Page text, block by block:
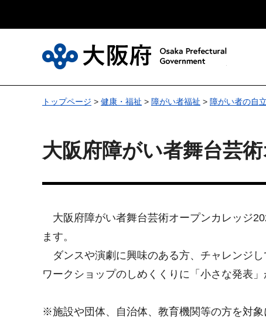
トップページ > 健康・福祉 > 障がい者福祉 > 障がい者の自
大阪府障がい者舞台芸
大阪府障がい者舞台芸術オープンカレッジ
ます。
ダンスや演劇に興味のある方、チャレンジし
ワークショップのしめくくりに「小さな発表」
※施設や団体、自治体、教育機関等の方を対